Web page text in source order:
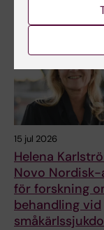
15 jul 2026
Helena
Novo Nordisk-
för forskning
behandling vid